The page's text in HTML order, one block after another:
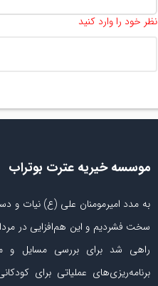
نظر خود را وارد کنید
موسسه خیریه عترت بوتراب
به مدد امیرمومنان علی (ع) نیات و
راهی شد برای بررسی مسایل و
برنامه‌ریزی‏‌های عملیاتی برای